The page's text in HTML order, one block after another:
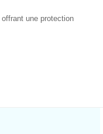
une protection